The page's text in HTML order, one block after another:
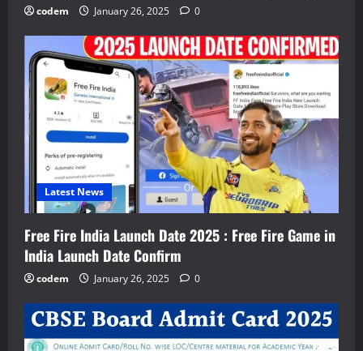
codem January 26, 2025 0
Latest News
Free Fire India Launch Date 2025 : Free Fire Game in
India Launch Date Confirm
codem January 26, 2025 0